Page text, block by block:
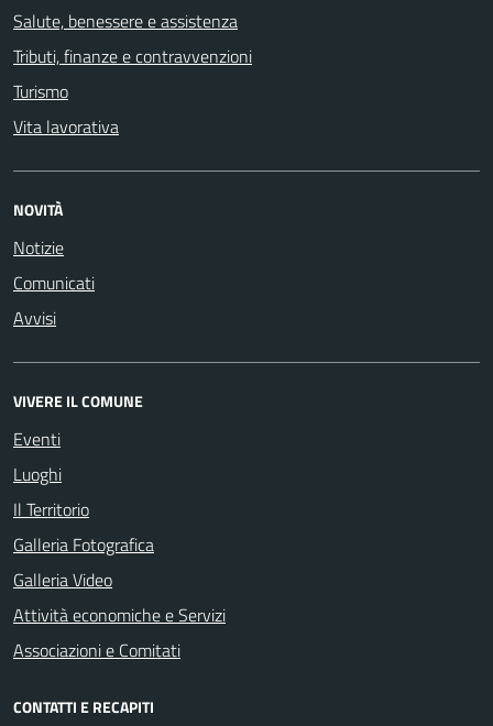
Salute, benessere e assistenza
Tributi, finanze e contravvenzioni
Turismo
Vita lavorativa
NOVITÀ
Notizie
Comunicati
Avvisi
VIVERE IL COMUNE
Eventi
Luoghi
Il Territorio
Galleria Fotografica
Galleria Video
Attività economiche e Servizi
Associazioni e Comitati
CONTATTI E RECAPITI